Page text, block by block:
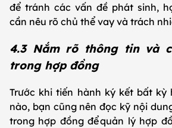
để tránh các vấn đề phát sinh,
cần nêu rõ chủ thể vay và trách
4.3 Nắm rõ thông tin và
trong hợp đồng
Trước khi tiến hành ký kết bất kỳ
nào, bạn cũng nên đọc kỹ nội
trong hợp đồng để quản lý hợp